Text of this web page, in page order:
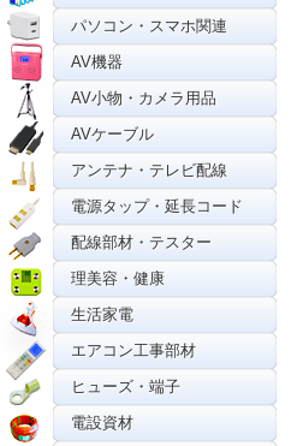
パソコン・スマホ関連
AV機器
AV小物・カメラ用品
AVケーブル
アンテナ・テレビ配線
電源タップ・延長コード
配線部材・テスター
理美容・健康
生活家電
エアコン工事部材
ヒューズ・端子
電設資材